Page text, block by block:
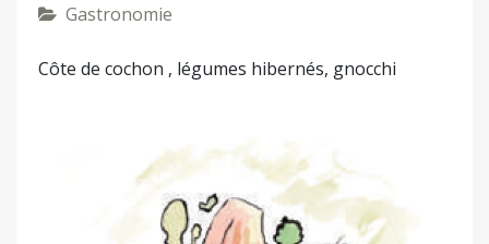
Gastronomie
Côte de cochon , légumes hibernés, gnocchi